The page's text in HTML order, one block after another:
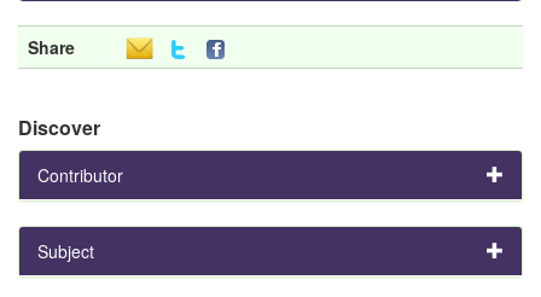
Share
Discover
Contributor
Subject